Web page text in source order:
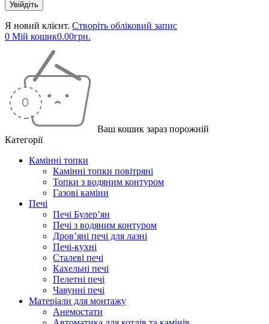
Я новий клієнт. Створіть обліковий запис
0 Мій кошик0.00грн.
Ваш кошик зараз порожній
Категорії
Камінні топки
Камінні топки повітряні
Топки з водяним контуром
Газові каміни
Печі
Печі Булер’ян
Печі з водяним контуром
Дров’яні печі для лазні
Печі-кухні
Сталеві печі
Кахельні печі
Пелетні печі
Чавунні печі
Матеріали для монтажу
Анемостати